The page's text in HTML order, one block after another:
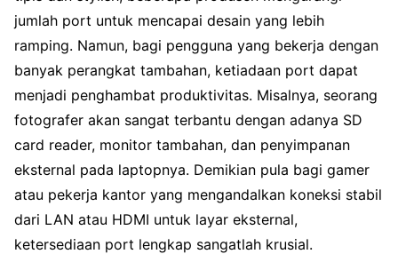
jumlah port untuk mencapai desain yang lebih
ramping. Namun, bagi pengguna yang bekerja dengan
banyak perangkat tambahan, ketiadaan port dapat
menjadi penghambat produktivitas. Misalnya, seorang
fotografer akan sangat terbantu dengan adanya SD
card reader, monitor tambahan, dan penyimpanan
eksternal pada laptopnya. Demikian pula bagi gamer
atau pekerja kantor yang mengandalkan koneksi stabil
dari LAN atau HDMI untuk layar eksternal,
ketersediaan port lengkap sangatlah krusial.